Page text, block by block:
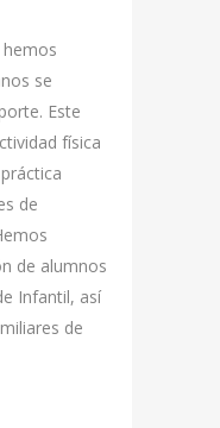
se
Este
física
de
de alumnos
Infantil, así
de